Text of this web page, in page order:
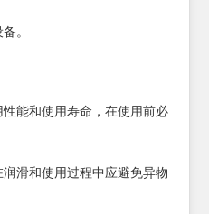
。
能和使用寿命，在使用前必
滑和使用过程中应避免异物